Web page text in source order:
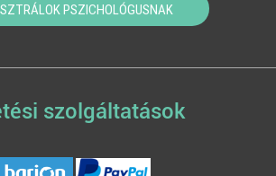
PSZICHOLÓGUSNAK
szolgáltatások